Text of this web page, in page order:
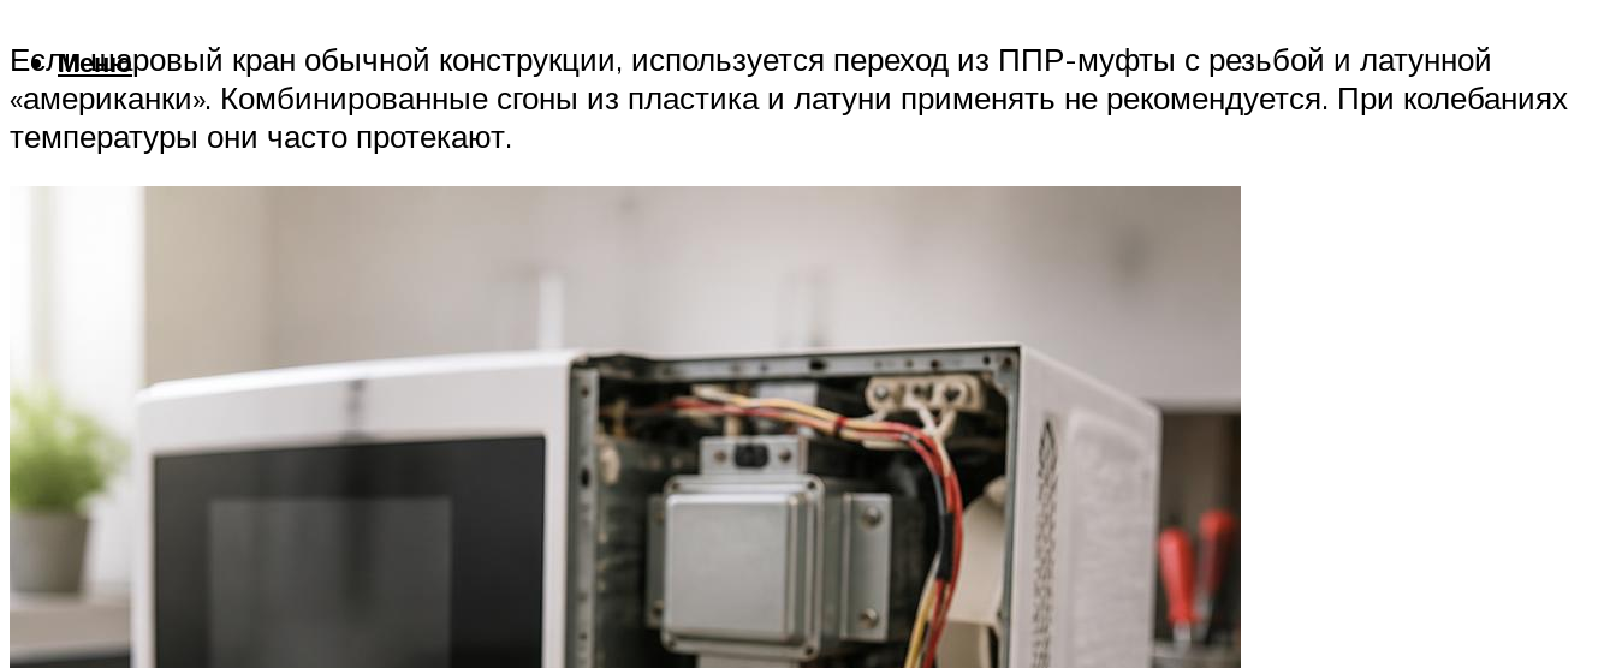
Меню
Если шаровый кран обычной конструкции, используется переход из ППР-муфты с резьбой и латунной
«американки». Комбинированные сгоны из пластика и латуни применять не рекомендуется. При колебаниях
температуры они часто протекают.